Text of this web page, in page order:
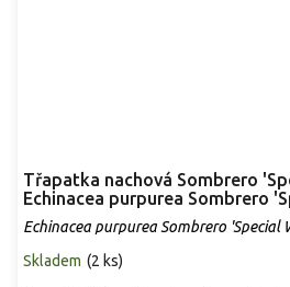
Třapatka nachová Sombrero
Echinacea purpurea Sombrero
Echinacea purpurea Sombrero 'Special
Skladem (2 ks)